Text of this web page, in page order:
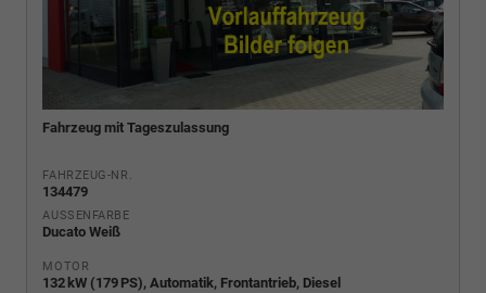
Fahrzeug mit Tageszulassung
FAHRZEUG-NR.
134479
AUSSENFARBE
Ducato Weiß
MOTOR
132 kW (179 PS), Automatik, Frontantrieb, Diesel